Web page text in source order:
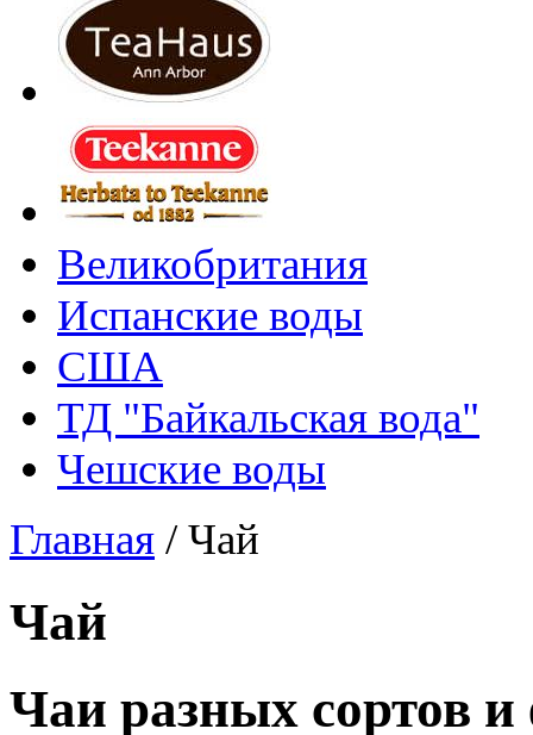
Великобритания
Испанские воды
США
ТД "Байкальская вода"
Чешские воды
Главная /Чай
Чай
Чаи разных сортов и